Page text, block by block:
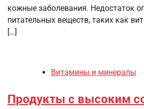
кожные заболевания. Недостаток
питательных веществ, таких как
[…]
Витамины и минералы
Продукты с высоким